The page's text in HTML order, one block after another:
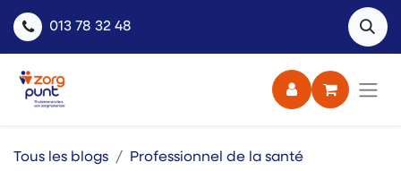
013 78 32 48
Tous les blogs
Professionnel de la santé